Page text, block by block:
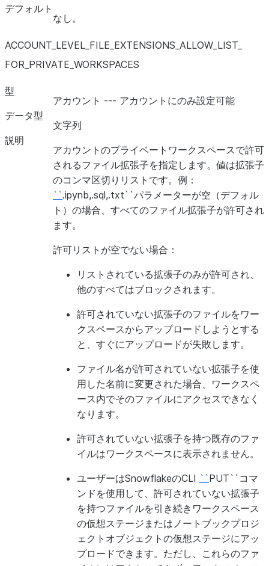
MAX_CONCURRENCY_LEVEL
NETWORK_POLICY
デフォルト
なし。
ACCOUNT_ LEVEL_ FILE_ EXTENSIONS_ ALLOW_ LIST_
FOR_ PRIVATE_ WORKSPACES
型
アカウント --- アカウントにのみ設定可能
データ型
文字列
説明
アカウントのプライベートワークスペースで許可
されるファイル拡張子を指定します。値は拡張子
のコンマ区切りリストです。例：
``.ipynb,.sql,.txt``パラメーターが空（デフォル
ト）の場合、すべてのファイル拡張子が許可され
ます。
許可リストが空でない場合：
リストされている拡張子のみが許可され、
他のすべてはブロックされます。
許可されていない拡張子のファイルをワー
クスペースからアップロードしようとする
と、すぐにアップロードが失敗します。
ファイル名が許可されていない拡張子を使
用した名前に変更された場合、ワークスペ
ース内でそのファイルにアクセスできなく
なります。
許可されていない拡張子を持つ既存のファ
イルはワークスペースに表示されません。
ユーザーはSnowflakeのCLI ``PUT``コマ
ンドを使用して、許可されていない拡張子
を持つファイルを引き続きワークスペース
の仮想ステージまたはノートブックプロジ
ェクトオブジェクトの仮想ステージにアッ
プロードできます。ただし、これらのファ